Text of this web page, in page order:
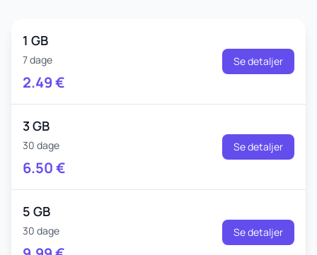
1 GB
7 dage
2.49€
Se detaljer
3 GB
30 dage
6.50€
Se detaljer
5 GB
30 dage Se detaljer